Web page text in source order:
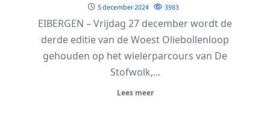
5 december 2024 3983
EIBERGEN – Vrijdag 27 december wordt de
derde editie van de Woest Oliebollenloop
gehouden op het wielerparcours van De
Stofwolk,...
Lees meer